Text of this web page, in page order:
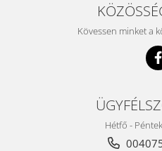
Kövessen minket a
Hétfő -